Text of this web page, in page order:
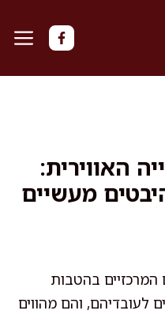
האווירית:
מעשיים
בהטבות
לעובדיהם, והם מהווים